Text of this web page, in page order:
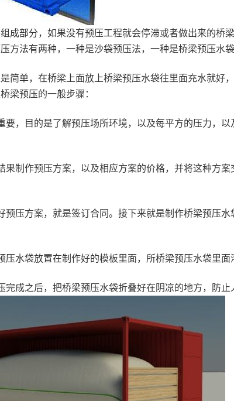
部分，如果没有预压工程就会停滞或者做出来的桥
方法有两种，一种是沙袋预压法，一种是桥梁预压水袋
单，在桥梁上面放上桥梁预压水袋往里面充水就好
梁预压的一般步骤：
目的是了解预压场所环境，以及每平方的压力，以
作预压方案，以及相应方案的价格，并将这种方案
方案，就是签订合同。接下来就是制作桥梁预压水
袋放置在制作好的模板里面，所桥梁预压水袋里面
之后，把桥梁预压水袋折叠好在阴凉的地方，防止